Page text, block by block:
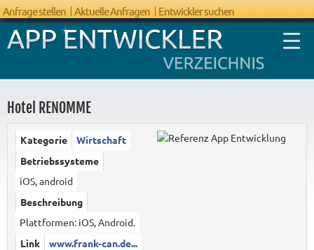
Anfrage stellen Aktuelle Anfragen Entwickler suchen
Hotel RENOMME
Kategorie
Wirtschaft
Betriebssysteme
iOS, android
Beschreibung
Plattformen: iOS, Android.
Link
www.frank-can.de...